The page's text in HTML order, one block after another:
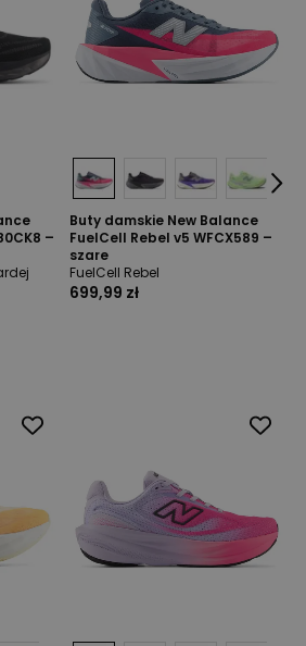
–
Buty damskie New Balance
FuelCell Rebel v5 WFCX589 –
szare
FuelCell Rebel
699,99 zł